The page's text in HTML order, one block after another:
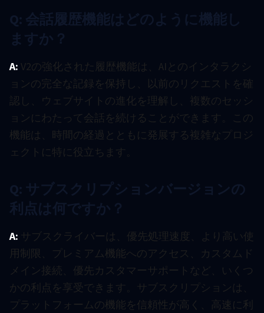
Q: 会話履歴機能はどのように機能し
ますか？
A: V2の強化された履歴機能は、AIとのインタラクシ
ョンの完全な記録を保持し、以前のリクエストを確
認し、ウェブサイトの進化を理解し、複数のセッシ
ョンにわたって会話を続けることができます。この
機能は、時間の経過とともに発展する複雑なプロジ
ェクトに特に役立ちます。
Q: サブスクリプションバージョンの
利点は何ですか？
A: サブスクライバーは、優先処理速度、より高い使
用制限、プレミアム機能へのアクセス、カスタムド
メイン接続、優先カスタマーサポートなど、いくつ
かの利点を享受できます。サブスクリプションは、
プラットフォームの機能を信頼性が高く、高速に利